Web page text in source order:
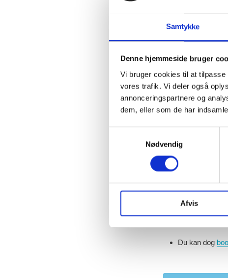
Samtykke
Denne hjemmeside bruger
Vi bruger cookies til at
vores trafik. Vi deler også
annonceringspartnere og
dem, eller som de har
Nødvendig
Afvis
systemet påvirker
AI-system øge
institutioner både
danske samfund
Selve forløbet er
Praktisk
Målrettet stx og
Varighed på
Tryksager til
Du kan dog